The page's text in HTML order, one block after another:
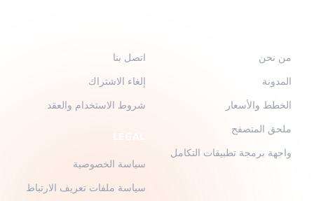
من نحن
المدونة
الخطط والأسعار
ملحق المتصفح
واجهة برمجة تطبيقات التكامل
اتصل بنا
إلغاء الاشتراك
شروط الاستخدام والعقد
سياسة الخصوصية
سياسة ملفات تعريف الارتباط